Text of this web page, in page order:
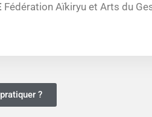
Fédération Aïkiryu et Arts du
?